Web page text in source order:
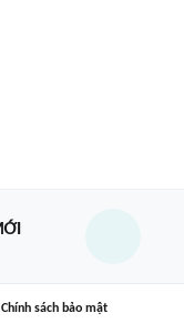
Chính sách bảo mật